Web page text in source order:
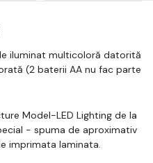
iluminat multicoloră datorită
(2 baterii AA nu fac parte
Model-LED Lighting de la
- spuma de aproximativ
imprimata laminata.